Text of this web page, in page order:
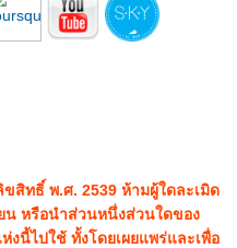
สิทธิ์ พ.ศ. 2539 ห้ามผู้ใดละเมิด
น หรือนำส่วนหนึ่งส่วนใดของ
งนี้ไปใช้ ทั้งโดยเผยแพร่และเพื่อ